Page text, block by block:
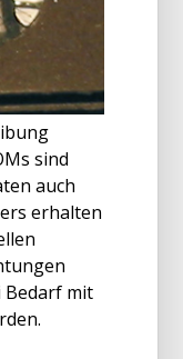
sind
auch
erhalten
Bedarf mit